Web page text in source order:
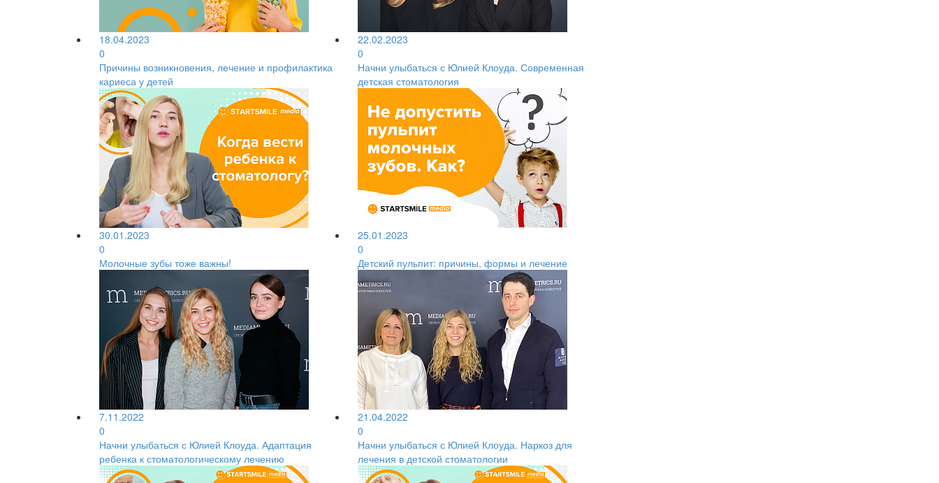
18.04.2023
0
Причины возникновения, лечение и профилактика
кариеса у детей
22.02.2023
0
Начни улыбаться с Юлией Клоуда. Современная
детская стоматология
30.01.2023
0
Молочные зубы тоже важны!
25.01.2023
0
Детский пульпит: причины, формы и лечение
7.11.2022
0
Начни улыбаться с Юлией Клоуда. Адаптация
ребенка к стоматологическому лечению
21.04.2022
0
Начни улыбаться с Юлией Клоуда. Наркоз для
лечения в детской стоматологии